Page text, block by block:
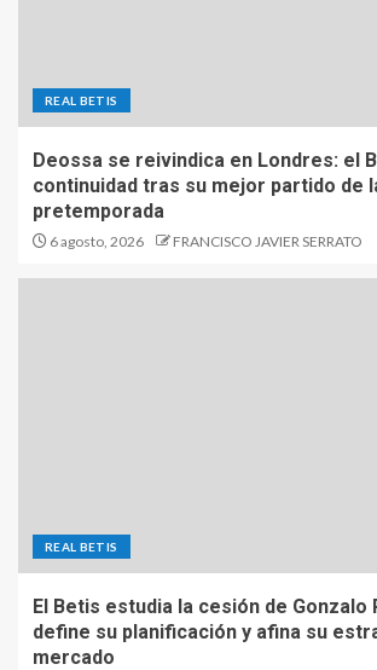
REAL BETIS
Deossa se reivindica en Londres: el
continuidad tras su mejor partido de
pretemporada
6 agosto, 2026 FRANCISCO JAVIER SERRATO
REAL BETIS
El Betis estudia la cesión de
define su planificación y afina su
mercado